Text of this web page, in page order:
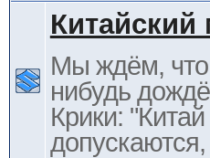
Мы ждём, что
нибудь
Крики: